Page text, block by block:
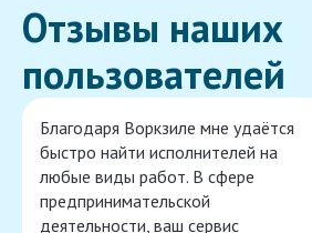
Отзывы наших
пользователей
Благодаря Воркзиле мне удаётся
быстро найти исполнителей на
любые виды работ. В сфере
предпринимательской
деятельности, ваш сервис